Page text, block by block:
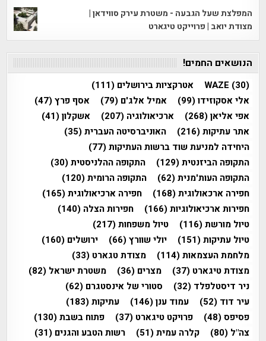
המפלצת שעל הגבעה - משטרת עירק סווידאן |
מצודת יואב | פרוייקט טיגארט
הנושאים החמים!
WAZE (30) אטרקציות בירושלים (111)
אלי אסקוזידו(99) אמיל אלג'ם (79) אסף פרץ(47)
אפי אליאן(268) ארכיאולוגיה (207) אשקלון(41)
אתר עתיקות(216) האוניברסיטה העברית(35)
היחידה למניעת שוד ברשות העתיקות(77)
התקופה הביזנטית(129) התקופה ההלניסטית(30)
התקופה העות'מנית(62) התקופה הרומית(120)
חפירה ארכאולוגית(168) חפירה ארכיאולוגית(165)
חפירות ארכיאולוגיות(166) חפירות הצלה (140)
טיול מורשת(116) טיול משפחות(217)
טיול עתיקות(151) יולי שוורץ(66) ירושלים (160)
מלחמת העצמאות(114) מצודת טגארט (33)
מצודת טיגארט (37) מצרים (36) משטרת ישראל (82)
ניר דיסטלפלד (32) סטורי של אינסטגרם (62)
עיר דוד (52) עמוד ענן(146) עתיקות(183)
פסיפס(48) פרויקט טיגארט (37) פתוח בשבת(130)
צה"ל (80) קלרה עמית(51) רשות הטבע והגנים (31)